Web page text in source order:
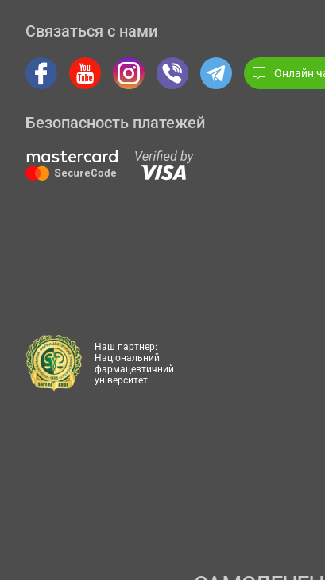
Связаться с нами
Онлайн
Безопасность платежей
Наш партнер:
Національний
фармацевтичний
університет